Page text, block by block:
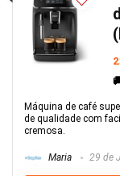
Máquina de café
de qualidade com
cremosa.
Maria 29 de